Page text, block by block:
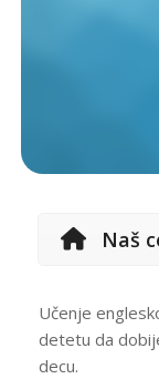
Naš
Učenje
detetu da
decu.